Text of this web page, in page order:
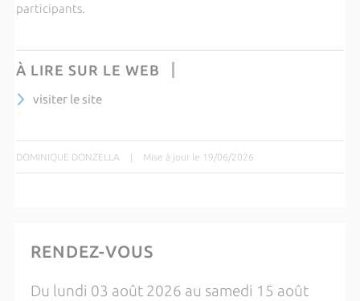
participants.
À LIRE SUR LE WEB
visiter le site
DOMINIQUE DONZELLA Mise à jour le 19/06/2026
RENDEZ-VOUS
Du lundi 03 août 2026 au samedi 15 août